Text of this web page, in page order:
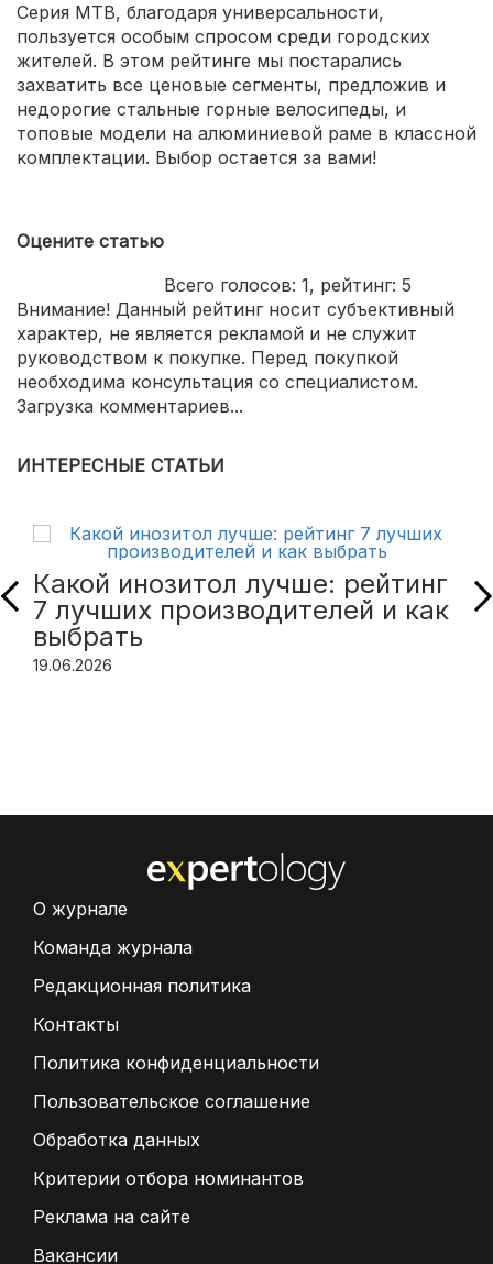
Серия MTB, благодаря универсальности,
пользуется особым спросом среди городских
жителей. В этом рейтинге мы постарались
захватить все ценовые сегменты, предложив и
недорогие стальные горные велосипеды, и
топовые модели на алюминиевой раме в классной
комплектации. Выбор остается за вами!
Оцените статью
Всего голосов: 1, рейтинг: 5
Внимание! Данный рейтинг носит субъективный
характер, не является рекламой и не служит
руководством к покупке. Перед покупкой
необходима консультация со специалистом.
Загрузка комментариев...
ИНТЕРЕСНЫЕ СТАТЬИ
Какой инозитол лучше: рейтинг
7 лучших производителей и как
выбрать
19.06.2026
О журнале
Команда журнала
Редакционная политика
Контакты
Политика конфиденциальности
Пользовательское соглашение
Обработка данных
Критерии отбора номинантов
Реклама на сайте
Вакансии